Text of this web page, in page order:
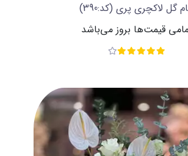
گل لاکچری پری (کد:390)
قیمت‌ها بروز می‌باشد